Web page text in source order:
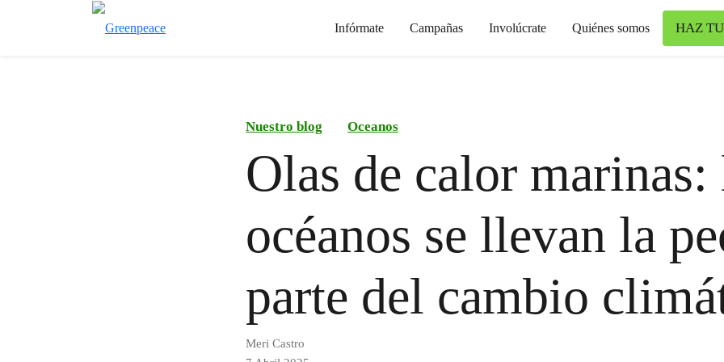
Infórmate Campañas Involúcrate Quiénes somos HAZ
Nuestro blog Oceanos
Olas de calor marinas:
océanos se llevan la
parte del cambio
Meri Castro